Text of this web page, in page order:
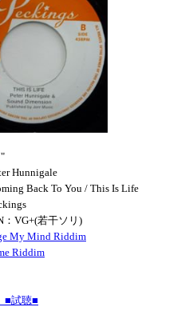
Hunnigale
Back To You / This Is Life
：VG+(若干ソリ)
My Mind Riddim
Riddim
■試聴■